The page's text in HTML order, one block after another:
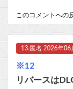
このコメントへの
13. 匿名 2026年06
※12
リバースは